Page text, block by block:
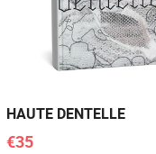
HAUTE DENTELLE
€35